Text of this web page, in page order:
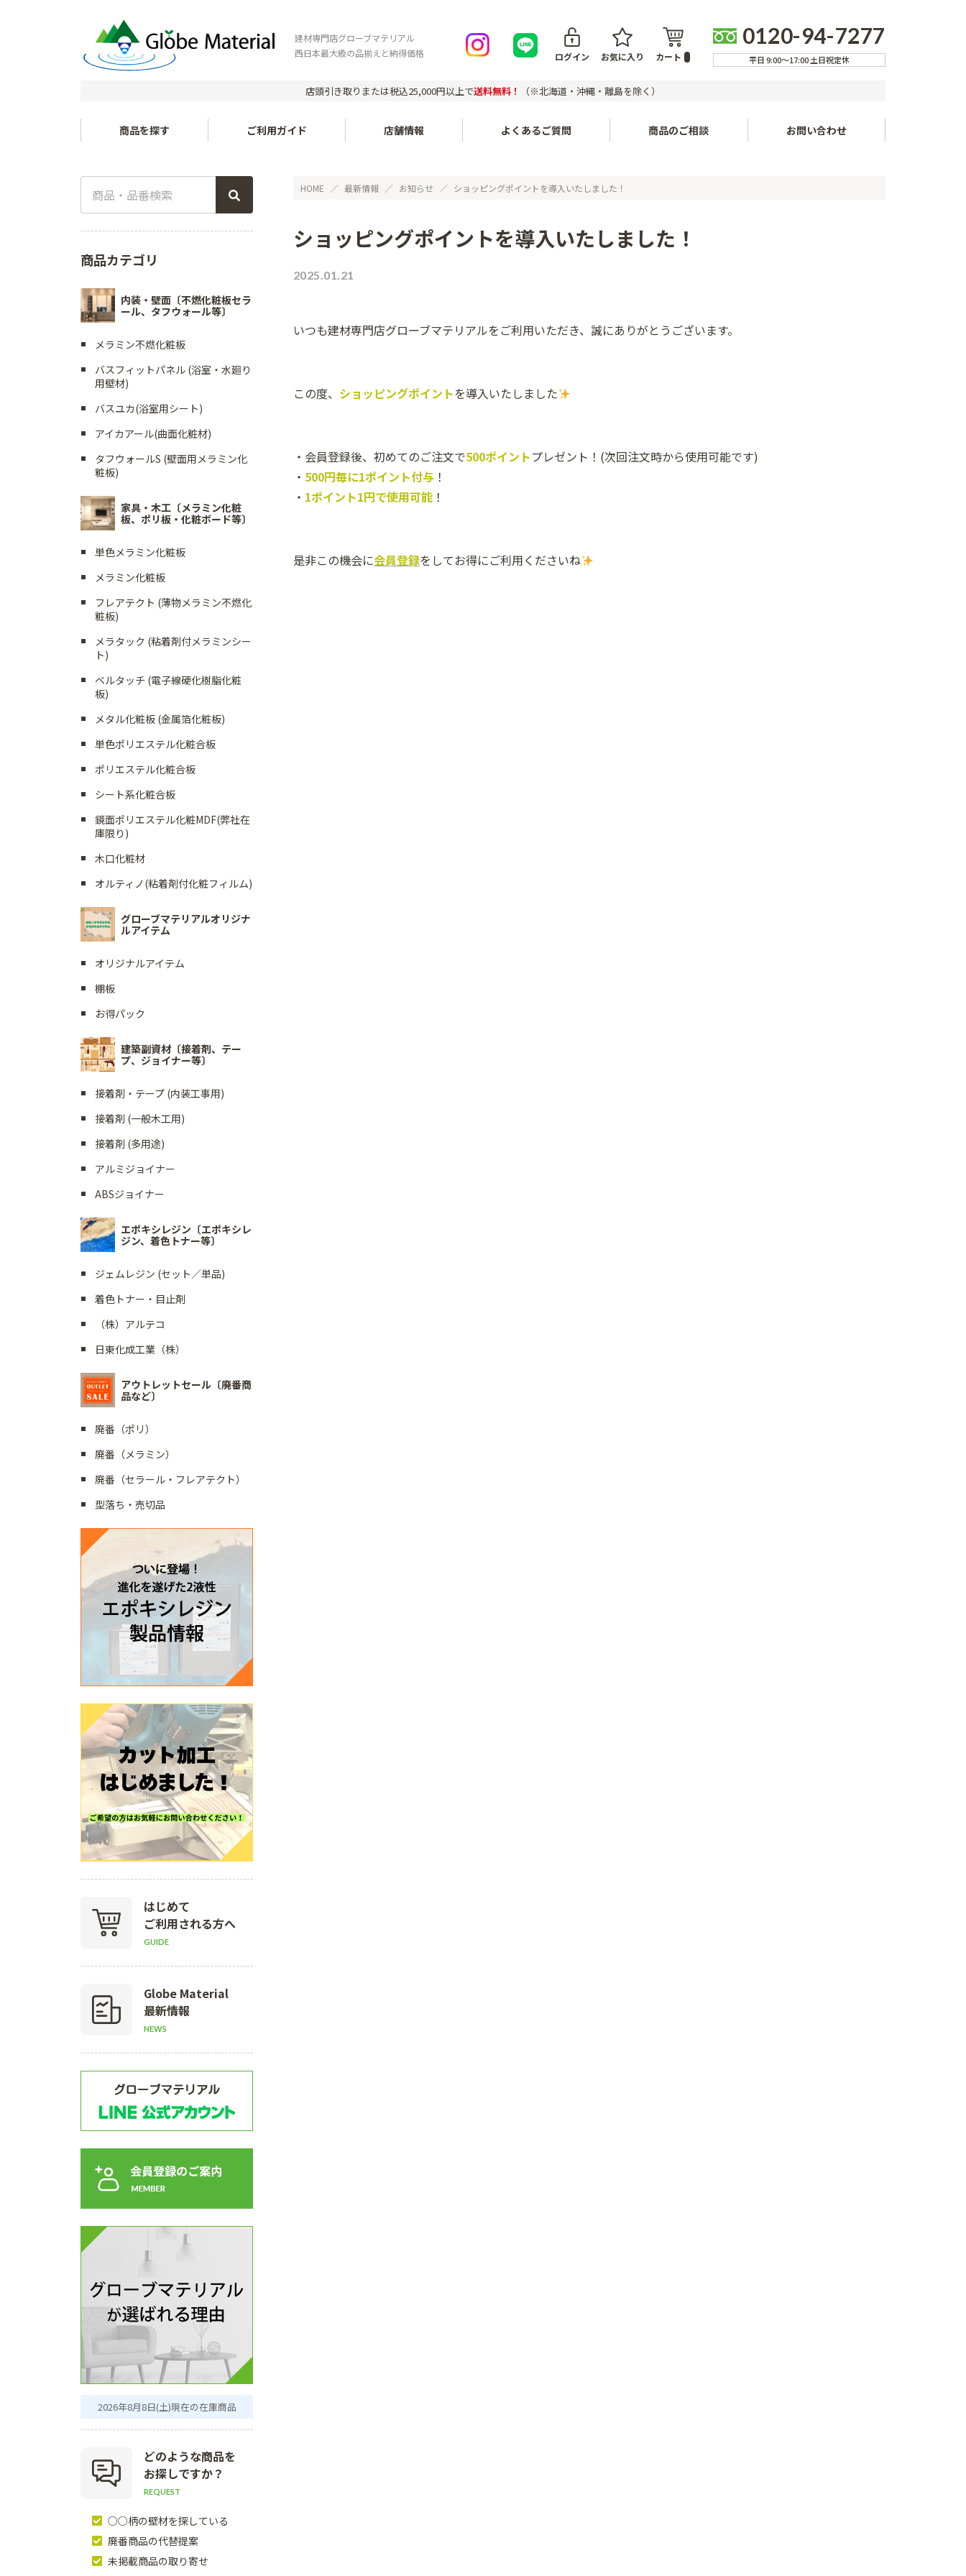
建材専門店グローブマテリアル
西日本最大級の品揃えと納得価格
ログイン お気に入り カート
0120-94-7277
平日 9:00～17:00 土日祝定休
店頭引き取りまたは税込25,000円以上で送料無料！ （※北海道・沖縄・離島を除く）
商品を探す
内装・壁面〔不燃化粧板セラ
家具・木工〔メラミン化粧
建築副資材〔接着剤、テー
プ、ジョイナー等〕
エポキシレジン〔エポキシレ
ジン、着色トナー等〕
ご利用ガイド
会員登録について
ご注文の流れ
配送について
個人宅・現場配送について
店舗情報 よくあるご質問 商品のご相談 お問い合わせ
HOME 最新情報 お知らせ ショッピングポイントを導入いたしました！
ショッピングポイントを導入いたしました！
2025.01.21
いつも建材専門店グローブマテリアルをご利用いただき、誠にありがとうございます。
この度、 ショッピングポイントを導入いたしました
・会員登録後、初めてのご注文で500ポイントプレゼント！(次回注文時から使用可能です)
・ 500円毎に1ポイント付与 ！
・ 1ポイント1円で使用可能 ！
是非この機会に会員登録をしてお得にご利用くださいね
商品カテゴリ
内装・壁面〔不燃化粧板セラ
ール、タフウォール等〕
メラミン不燃化粧板
バスフィットパネル (浴室・水廻り
用壁材)
バスユカ(浴室用シート)
アイカアール(曲面化粧材)
タフウォールS (壁面用メラミン化
粧板)
家具・木工〔メラミン化粧
板、ポリ板・化粧ボード等〕
単色メラミン化粧板
メラミン化粧板
フレアテクト (薄物メラミン不燃化
粧板)
メラタック (粘着剤付メラミンシー
ト)
ベルタッチ (電子線硬化樹脂化粧
板)
メタル化粧板 (金属箔化粧板)
単色ポリエステル化粧合板
ポリエステル化粧合板
シート系化粧合板
鏡面ポリエステル化粧MDF(弊社在
庫限り)
木口化粧材
オルティノ(粘着剤付化粧フィルム)
グローブマテリアルオリジナ
ルアイテム
オリジナルアイテム
棚板
お得パック
建築副資材〔接着剤、テー
プ、ジョイナー等〕
接着剤・テープ (内装工事用)
接着剤 (一般木工用)
接着剤 (多用途)
アルミジョイナー
ABSジョイナー
エポキシレジン〔エポキシレ
ジン、着色トナー等〕
ジェムレジン (セット／単品)
着色トナー・目止剤
（株）アルテコ
日東化成工業（株）
アウトレットセール〔廃番商
品など〕
廃番（ポリ）
廃番（メラミン）
廃番（セラール・フレアテクト）
型落ち・売切品
はじめて
ご利用される方へ
GUIDE
Globe Material
最新情報
NEWS
2026年8月8日(土)現在の在庫商品
どのような商品を
お探しですか？
REQUEST
○○柄の壁材を探している
廃番商品の代替提案
未掲載商品の取り寄せ